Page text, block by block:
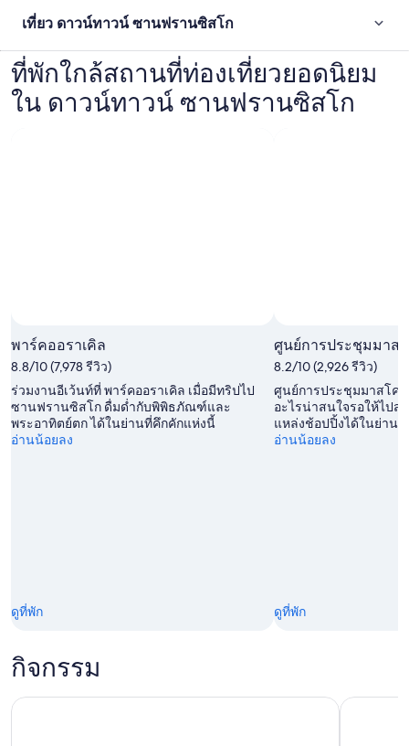
เที่ยว ดาวน์ทาวน์ ซานฟรานซิสโก
ที่พักใกล้สถานที่ท่องเที่ยวยอดนิยม
ใน ดาวน์ทาวน์ ซานฟรานซิสโก
พาร์คออราเคิล
8.8/10 (7,978 รีวิว)
ร่วมงานอีเว้นท์ที่ พาร์คออราเคิล เมื่อมีทริปไป
ซานฟรานซิสโก ดื่มด่ำกับพิพิธภัณฑ์และ
พระอาทิตย์ตก ได้ในย่านที่คึกคักแห่งนี้
อ่านน้อยลง
ดูที่พัก
ศูนย์การประชุมมาส
8.2/10 (2,926 รีวิว)
ศูนย์การประชุมมาสโค
อะไรน่าสนใจรอให้ไปส
แหล่งช้อปปิ้งได้ในย่าน
อ่านน้อยลง
ดูที่พัก
กิจกรรม
ล่องเรือ Golden Gate Bay Cruise - ล่องเรือรอบเกาะอัลคาทรา
Go City: